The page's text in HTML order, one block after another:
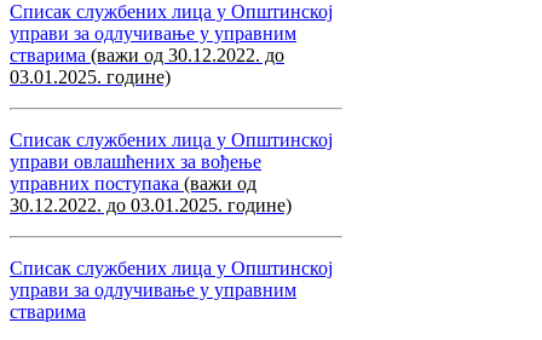
Списак службених лица у Општинској
управи за одлучивање у управним
стварима (важи од 30.12.2022. до
03.01.2025. године)
Списак службених лица у Општинској
управи овлашћених за вођење
управних поступака (важи од
30.12.2022. до 03.01.2025. године)
Списак службених лица у Општинској
управи за одлучивање у управним
стварима